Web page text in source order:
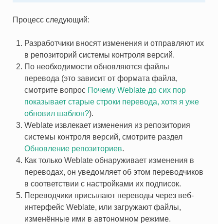
Процесс следующий:
Разработчики вносят изменения и отправляют их
в репозиторий системы контроля версий.
По необходимости обновляются файлы
перевода (это зависит от формата файла,
смотрите вопрос Почему Weblate до сих пор
показывает старые строки перевода, хотя я уже
обновил шаблон?).
Weblate извлекает изменения из репозитория
системы контроля версий, смотрите раздел
Обновление репозиториев.
Как только Weblate обнаруживает изменения в
переводах, он уведомляет об этом переводчиков
в соответствии с настройками их подписок.
Переводчики присылают переводы через веб-
интерфейс Weblate, или загружают файлы,
изменённые ими в автономном режиме.